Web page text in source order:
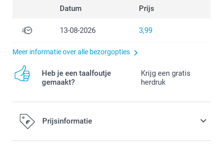
Datum Prijs
13-08-2026 3,99
Meer informatie over alle bezorgopties
Heb je een taalfoutje
gemaakt?
Krijg een gratis
herdruk
Prijsinformatie